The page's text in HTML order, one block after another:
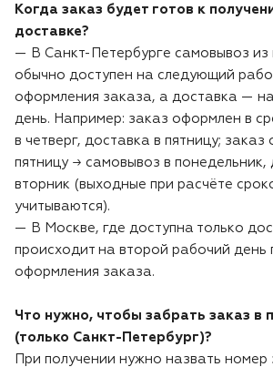
Двигатели
Мотодрели
Снегоотбрасыватели
Садовые ножницы
Техника PRO
Станки заточные
Когда заказ будет готов к
доставке?
— В Санкт-Петербурге самовывоз из
обычно доступен на следующий
оформления заказа, а доставка —
день. Например: заказ оформлен в
в четверг, доставка в пятницу;
пятницу → самовывоз в понедельник,
вторник (выходные при расчёте
учитываются).
— В Москве, где доступна только
происходит на второй рабочий день
оформления заказа.
Что нужно, чтобы забрать заказ в
(только Санкт-Петербург)?
При получении нужно назвать номер